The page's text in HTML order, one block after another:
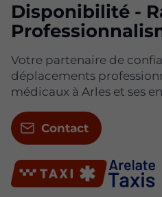
Disponibilité -
Votre partenaire de
déplacements
médicaux à Arles et ses
Contact